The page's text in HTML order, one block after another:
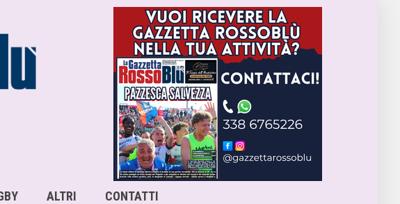
ALTRI CONTATTI